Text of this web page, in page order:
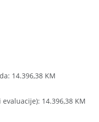
14.396,38 KM
14.396,38 KM